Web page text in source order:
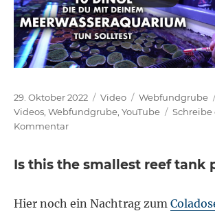
Veröffentlicht
am
29. Oktober 2022 Format
Video Kategorien
Webfundgrube
Videos ,Webfundgrube ,YouTube
Schreibe
Kommentarzu
die
mit
Is this the smallest reef tank
Hier noch ein Nachtrag zum